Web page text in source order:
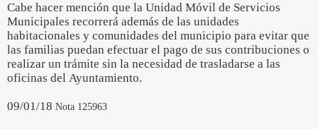
Cabe hacer mención que la Unidad Móvil de Servicios
Municipales recorrerá además de las unidades
habitacionales y comunidades del municipio para evitar que
las familias puedan efectuar el pago de sus contribuciones o
realizar un trámite sin la necesidad de trasladarse a las
oficinas del Ayuntamiento.
09/01/18 Nota 125963